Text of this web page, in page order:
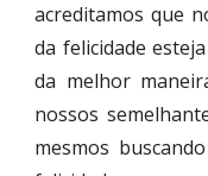
acreditamos que
da felicidade
da melhor
nossos
mesmos